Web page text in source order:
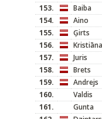
153.
Baiba
154.
Aino
155.
Ģirts
156.
Kristiāna
157.
Juris
158.
Brets
159.
Andrejs
160.
Valdis
161.
Gunta